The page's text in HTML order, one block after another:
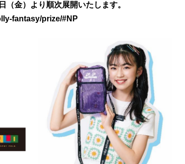
金）より順次展開いたします。
fantasy/prize/#NP